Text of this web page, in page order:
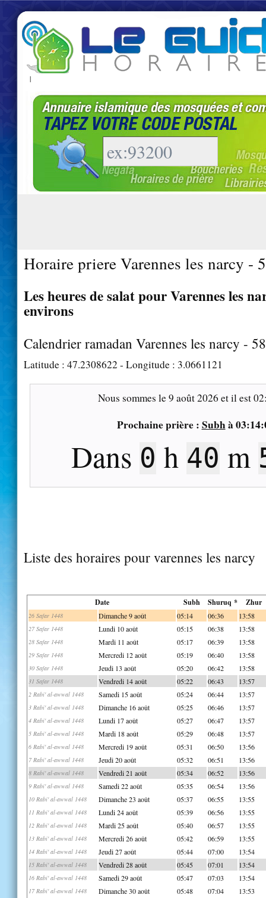
|
Horaire priere Varennes les narcy -
Les heures de salat pour Varennes les
environs
Calendrier ramadan Varennes les narcy -
Latitude : 47.2308622 - Longitude : 3.0661121
Nous sommes le9 août 2026 et il est
Prochaine prière : Subhà
Dans 0 h 40 m
Liste des horaires pour varennes les narcy
Date Subh Shuruq * Zhur
26 Safar 1448 Dimanche 9 août 05:14 06:36 13:58
27 Safar 1448 Lundi 10 août 05:15 06:38 13:58
28 Safar 1448 Mardi 11 août 05:17 06:39 13:58
29 Safar 1448 Mercredi 12 août 05:19 06:40 13:58
30 Safar 1448 Jeudi 13 août 05:20 06:42 13:58
31 Safar 1448 Vendredi 14 août 05:22 06:43 13:57
2 Rabi' al-awwal 1448 Samedi 15 août 05:24 06:44 13:57
3 Rabi' al-awwal 1448 Dimanche 16 août 05:25 06:46 13:57
4 Rabi' al-awwal 1448 Lundi 17 août 05:27 06:47 13:57
5 Rabi' al-awwal 1448 Mardi 18 août 05:29 06:48 13:57
6 Rabi' al-awwal 1448 Mercredi 19 août 05:31 06:50 13:56
7 Rabi' al-awwal 1448 Jeudi 20 août 05:32 06:51 13:56
8 Rabi' al-awwal 1448 Vendredi 21 août 05:34 06:52 13:56
9 Rabi' al-awwal 1448 Samedi 22 août 05:35 06:54 13:56
10 Rabi' al-awwal 1448 Dimanche 23 août 05:37 06:55 13:55
11 Rabi' al-awwal 1448 Lundi 24 août 05:39 06:56 13:55
12 Rabi' al-awwal 1448 Mardi 25 août 05:40 06:57 13:55
13 Rabi' al-awwal 1448 Mercredi 26 août 05:42 06:59 13:55
14 Rabi' al-awwal 1448 Jeudi 27 août 05:44 07:00 13:54
15 Rabi' al-awwal 1448 Vendredi 28 août 05:45 07:01 13:54
16 Rabi' al-awwal 1448 Samedi 29 août 05:47 07:03 13:54
17 Rabi' al-awwal 1448 Dimanche 30 août 05:48 07:04 13:53